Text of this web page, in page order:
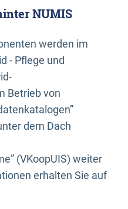
NUMIS
werden im
- Pflege und
Betrieb von
dem Dach
(VKoopUIS) weiter
erhalten Sie auf